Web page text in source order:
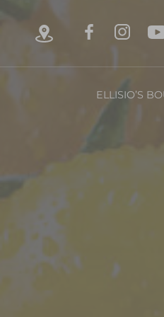
ELLISIO’S